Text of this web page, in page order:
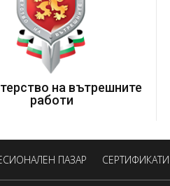
на вътрешните
работи
ПАЗАР СЕРТИФИКАТИ